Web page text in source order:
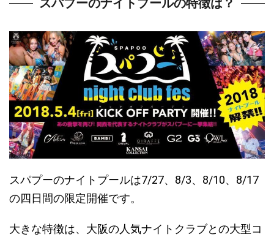
スパプーのナイトプールの特徴は？
スパプーのナイトプールは7/27、8/3、8/10、8/17
の四日間の限定開催です。
大きな特徴は、 大阪の人気ナイトクラブとの大型コ